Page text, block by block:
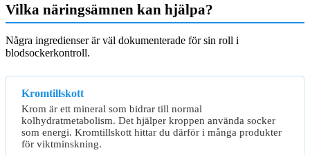
Vilka näringsämnen kan hjälpa?
Några ingredienser är väl dokumenterade för sin roll i
blodsockerkontroll.
Kromtillskott
Krom är ett mineral som bidrar till normal
kolhydratmetabolism. Det hjälper kroppen använda socker
som energi. Kromtillskott hittar du därför i många produkter
för viktminskning.